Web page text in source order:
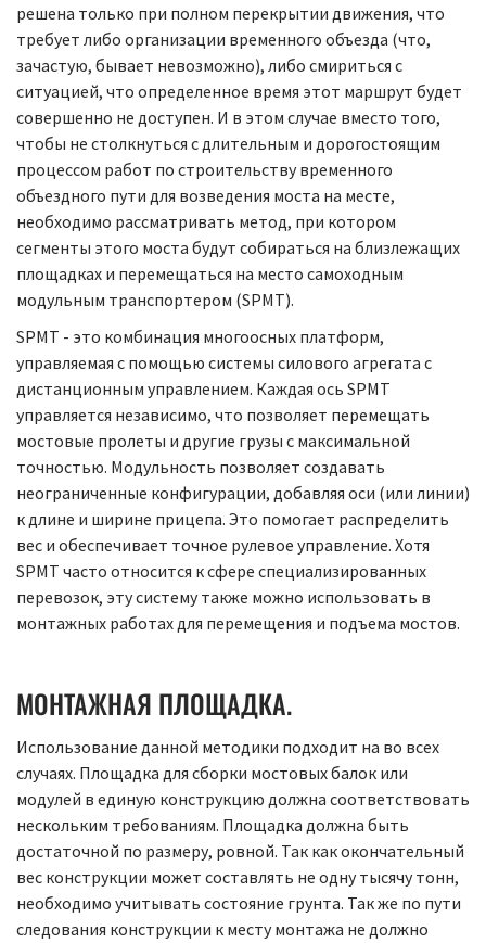
решена только при полном перекрытии движения, что
требует либо организации временного объезда (что,
зачастую, бывает невозможно), либо смириться с
ситуацией, что определенное время этот маршрут будет
совершенно не доступен. И в этом случае вместо того,
чтобы не столкнуться с длительным и дорогостоящим
процессом работ по строительству временного
объездного пути для возведения моста на месте,
необходимо рассматривать метод, при котором
сегменты этого моста будут собираться на близлежащих
площадках и перемещаться на место самоходным
модульным транспортером (SPMT).
SPMT - это комбинация многоосных платформ,
управляемая с помощью системы силового агрегата с
дистанционным управлением. Каждая ось SPMT
управляется независимо, что позволяет перемещать
мостовые пролеты и другие грузы с максимальной
точностью. Модульность позволяет создавать
неограниченные конфигурации, добавляя оси (или линии)
к длине и ширине прицепа. Это помогает распределить
вес и обеспечивает точное рулевое управление. Хотя
SPMT часто относится к сфере специализированных
перевозок, эту систему также можно использовать в
монтажных работах для перемещения и подъема мостов.
МОНТАЖНАЯ ПЛОЩАДКА.
Использование данной методики подходит на во всех
случаях. Площадка для сборки мостовых балок или
модулей в единую конструкцию должна соответствовать
нескольким требованиям. Площадка должна быть
достаточной по размеру, ровной. Так как окончательный
вес конструкции может составлять не одну тысячу тонн,
необходимо учитывать состояние грунта. Так же по пути
следования конструкции к месту монтажа не должно